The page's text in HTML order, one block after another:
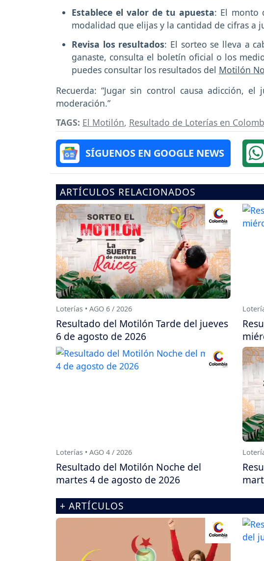
Establece el valor de tu apuesta: El monto
modalidad que elijas y la cantidad de cifras a
Revisa los resultados: El sorteo se lleva a
ganaste, consulta el boletín oficial o los
puedes consultar los resultados del Motilón
Recuerda: “Jugar sin control causa adicción,
moderación.”
TAGS: El Motilón, Resultado de Loterías en
SÍGUENOS EN GOOGLE NEWS
ARTÍCULOS RELACIONADOS
Loterías • AGO 6 / 2026
Resultado del Motilón Tarde del jueves
6 de agosto de 2026
Loterías • AGO 4 / 2026
Resultado del Motilón Noche del
martes 4 de agosto de 2026
+ ARTÍCULOS